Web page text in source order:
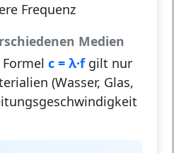
Frequenz
Medien
c = λ·fgilt nur
(Wasser, Glas,